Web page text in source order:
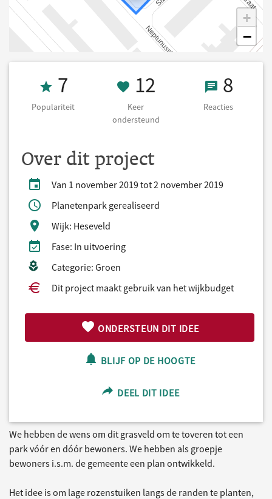
+
−
Populariteit 7
7
Populariteit
12 Keer
12
Keer
ondersteund
8 8
Reacties
Over dit project
Van 1 november 2019 tot 2 november 2019
Planetenpark gerealiseerd
Wijk: Heseveld
Fase: In uitvoering
Categorie: Groen
Dit project maakt gebruik van het wijkbudget
ONDERSTEUN DIT IDEE
BLIJF OP DE HOOGTE
DEEL DIT IDEE
We hebben de wens om dit grasveld om te toveren tot een
park vóór en dóór bewoners. We hebben als groepje
bewoners i.s.m. de gemeente een plan ontwikkeld.
Het idee is om lage rozenstuiken langs de randen te planten,